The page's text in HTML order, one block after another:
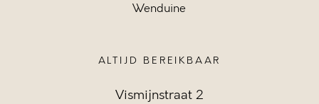
Wenduine
ALTIJD BEREIKBAAR
Vismijnstraat 2